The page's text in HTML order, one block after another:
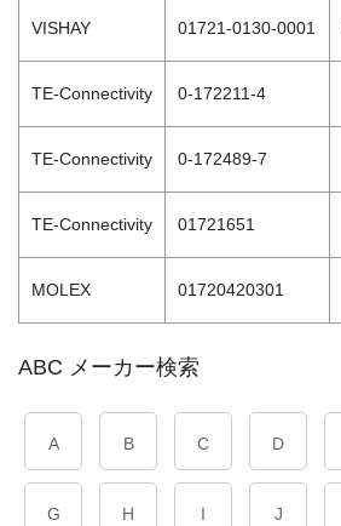
VISHAY 01721-0130-0001
TE-Connectivity 0-172211-4
TE-Connectivity 0-172489-7
TE-Connectivity 01721651
MOLEX 01720420301
ABC メーカー検索
A B C D
G H I J